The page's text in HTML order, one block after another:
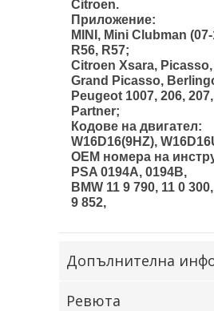
Citroen.
Приложение:
MINI, Mini Clubman
R56, R57;
Citroen Xsara, Picasso,
Grand Picasso,
Peugeot 1007, 206,
Partner;
Кодове на двигател:
W16D16(9HZ),
ОЕМ номера на
PSA 0194A, 0194B,
BMW 11 9 790, 11 0
9 852,
Допълнителна
Ревюта